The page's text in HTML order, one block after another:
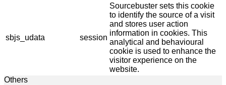
sbjs_udata session
Sourcebuster sets this cookie
to identify the source of a visit
and stores user action
information in cookies. This
analytical and behavioural
cookie is used to enhance the
visitor experience on the
website.
Others